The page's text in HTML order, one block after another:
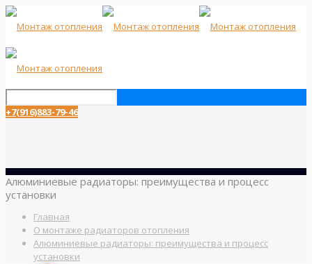
+7(916)883-79-46
Алюминиевые радиаторы: преимущества и процесс
установки
Главная
О монтаже радиаторов отопления
Алюминиевые радиаторы: преимущества и процесс
установки